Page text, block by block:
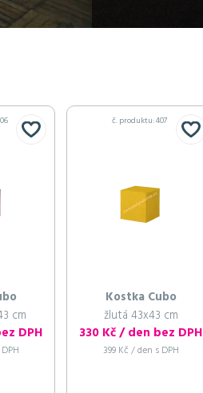
cm
DPH
č. produktu: 407
Kostka Cubo
žlutá 43x43 cm
330 Kč / den bez DPH
399 Kč / den s DPH